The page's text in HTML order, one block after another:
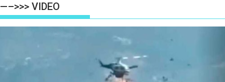
—–>>> VIDEO